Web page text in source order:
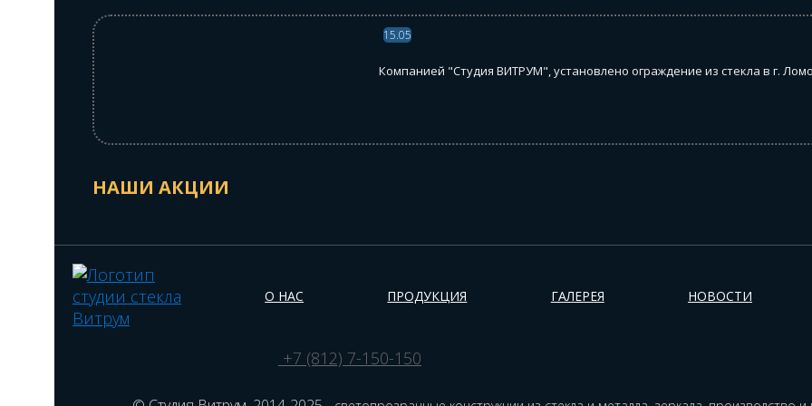
15.05
Компанией "Студия ВИТРУМ", установлено ограждение из стекла в г.
НАШИ АКЦИИ
О НАС ПРОДУКЦИЯ ГАЛЕРЕЯ НОВОСТИ
+7 (812) 7-150-150